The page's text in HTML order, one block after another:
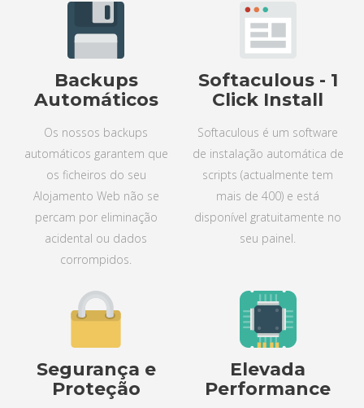
Backups
Automáticos
Os nossos backups
automáticos garantem que
os ficheiros do seu
Alojamento Web não se
percam por eliminação
acidental ou dados
corrompidos.
Softaculous - 1
Click Install
Softaculous é um software
de instalação automática de
scripts (actualmente tem
mais de 400) e está
disponível gratuitamente no
seu painel.
Segurança e
Proteção
Elevada
Performance